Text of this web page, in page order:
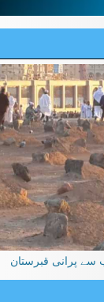
سے پرانی قبرستان